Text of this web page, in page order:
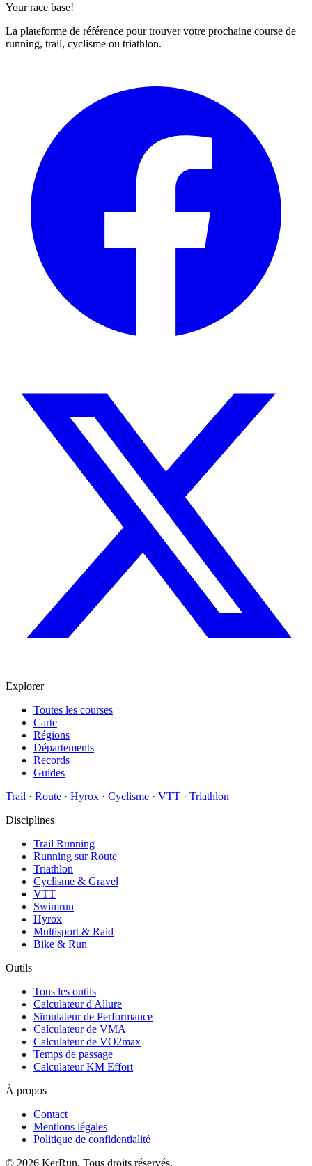
Your race base!
La plateforme de référence pour trouver votre prochaine course de
running, trail, cyclisme ou triathlon.
Explorer
Toutes les courses
Carte
Régions
Départements
Records
Guides
Trail · Route · Hyrox · Cyclisme · VTT · Triathlon
Disciplines
Trail Running
Running sur Route
Triathlon
Cyclisme & Gravel
VTT
Swimrun
Hyrox
Multisport & Raid
Bike & Run
Outils
Tous les outils
Calculateur d'Allure
Simulateur de Performance
Calculateur de VMA
Calculateur de VO2max
Temps de passage
Calculateur KM Effort
À propos
Contact
Mentions légales
Politique de confidentialité
© 2026 KerRun. Tous droits réservés.